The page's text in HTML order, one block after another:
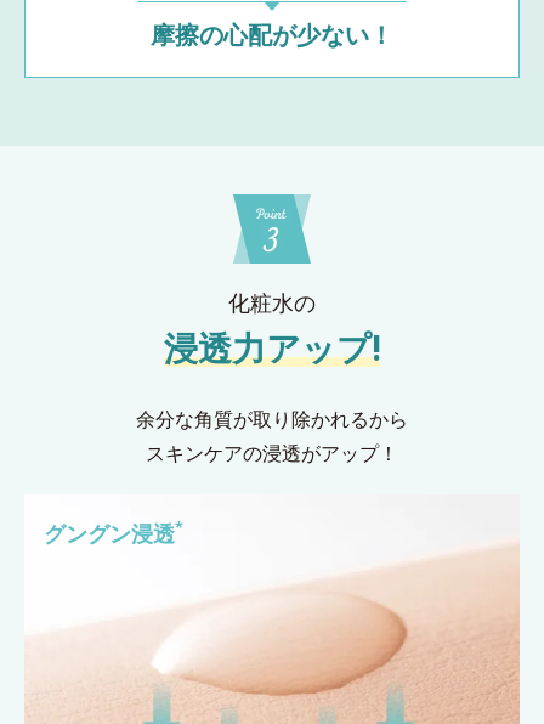
摩擦の心配が少ない！
化粧水の
浸透力アップ!
余分な角質が取り除かれるから
スキンケアの浸透がアップ！
グングン浸透*